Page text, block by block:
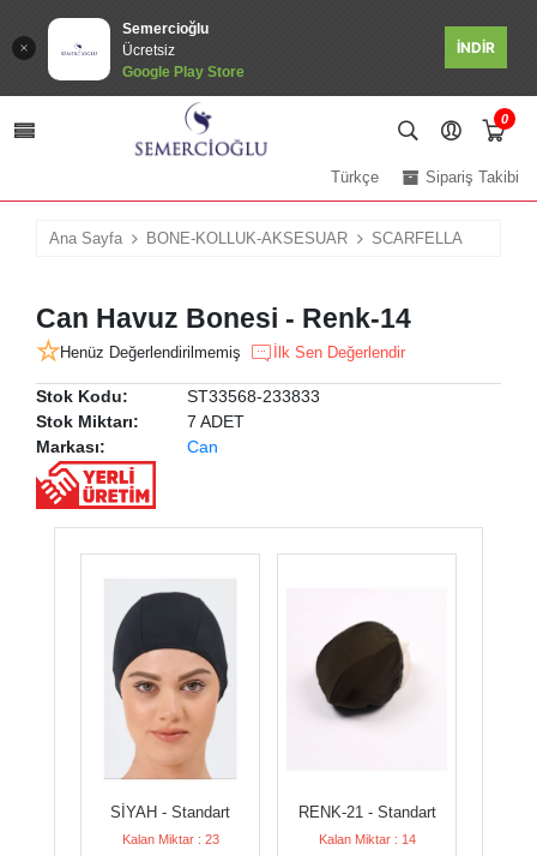
Semercioğlu
Ücretsiz
Google Play Store
İNDİR
0
Sipariş Takibi
Türkçe
Ana Sayfa BONE-KOLLUK-AKSESUAR SCARFELLA
Can Havuz Bonesi - Renk-14
Henüz Değerlendirilmemiş İlk Sen Değerlendir
Stok Kodu:
ST33568-233833
Stok Miktarı:
7 ADET
Markası:
Can
SİYAH - Standart
Kalan Miktar : 23
RENK-21 - Standart
Kalan Miktar : 14